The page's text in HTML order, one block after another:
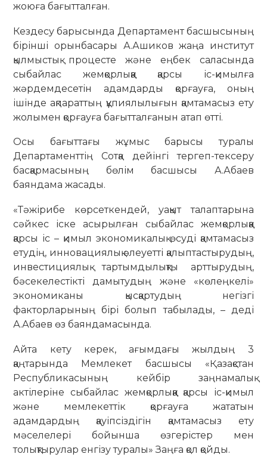
жоюға бағытталған.
Кездесу барысында Департамент басшысының
бірінші орынбасары А.Ашиков жаңа институт
қылмыстық процесте және еңбек саласында
сыбайлас жемқорлыққа қарсы іс-қимылға
жәрдемдесетін адамдарды қорғауға, оның
ішінде ақпараттың құпиялылығын қамтамасыз ету
жолымен қорғауға бағытталғанын атап өтті.
Осы бағыттағы жұмыс барысы туралы
Департаменттің Сотқа дейінгі тергеп-тексеру
басқармасының бөлім басшысы А.Абаев
баяндама жасады.
«Тәжірибе көрсеткендей, уақыт талаптарына
сәйкес іске асырылған сыбайлас жемқорлыққа
қарсы іс – қимыл экономикалық өсуді қамтамасыз
етудің, инновациялық әлеуетті қалыптастырудың,
инвестициялық тартымдылықты арттырудың,
бәсекелестікті дамытудың және «көлеңкелі»
экономиканы қысқартудың негізгі
факторларының бірі болып табылады, – деді
А.Абаев өз баяндамасында.
Айта кету керек, ағымдағы жылдың 3
қаңтарында Мемлекет басшысы «Қазақстан
Республикасының кейбір заңнамалық
актілеріне сыбайлас жемқорлыққа қарсы іс-қимыл
және мемлекеттік қорғауға жататын
адамдардың қауіпсіздігін қамтамасыз ету
мәселелері бойынша өзгерістер мен
толықтырулар енгізу туралы» Заңға қол қойды.